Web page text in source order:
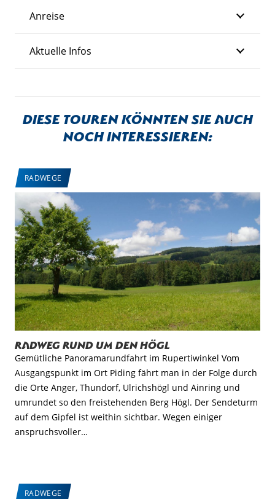
Anreise
Aktuelle Infos
Diese Touren könnten sie auch
noch interessieren:
RADWEGE
Radweg rund um den Högl
Gemütliche Panoramarundfahrt im Rupertiwinkel Vom
Ausgangspunkt im Ort Piding fährt man in der Folge durch
die Orte Anger, Thundorf, Ulrichshögl und Ainring und
umrundet so den freistehenden Berg Högl. Der Sendeturm
auf dem Gipfel ist weithin sichtbar. Wegen einiger
anspruchsvoller…
RADWEGE